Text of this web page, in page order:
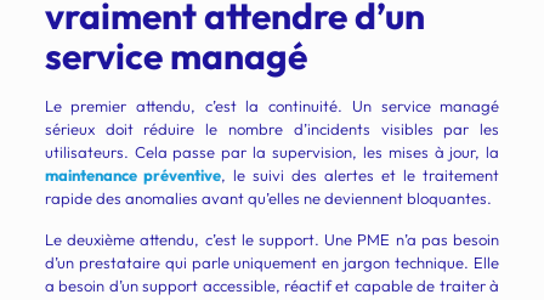
vraiment attendre d’un
service managé
Le premier attendu, c’est la continuité. Un service managé
sérieux doit réduire le nombre d’incidents visibles par les
utilisateurs. Cela passe par la supervision, les mises à jour, la
maintenance préventive, le suivi des alertes et le traitement
rapide des anomalies avant qu’elles ne deviennent bloquantes.
Le deuxième attendu, c’est le support. Une PME n’a pas besoin
d’un prestataire qui parle uniquement en jargon technique. Elle
a besoin d’un support accessible, réactif et capable de traiter à